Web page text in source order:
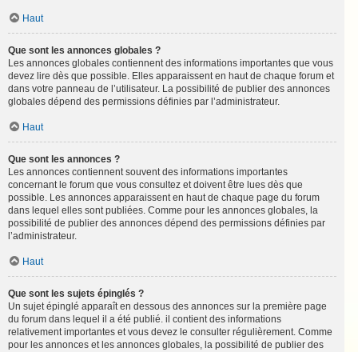
Haut
Que sont les annonces globales ?
Les annonces globales contiennent des informations importantes que vous
devez lire dès que possible. Elles apparaissent en haut de chaque forum et
dans votre panneau de l’utilisateur. La possibilité de publier des annonces
globales dépend des permissions définies par l’administrateur.
Haut
Que sont les annonces ?
Les annonces contiennent souvent des informations importantes
concernant le forum que vous consultez et doivent être lues dès que
possible. Les annonces apparaissent en haut de chaque page du forum
dans lequel elles sont publiées. Comme pour les annonces globales, la
possibilité de publier des annonces dépend des permissions définies par
l’administrateur.
Haut
Que sont les sujets épinglés ?
Un sujet épinglé apparaît en dessous des annonces sur la première page
du forum dans lequel il a été publié. il contient des informations
relativement importantes et vous devez le consulter régulièrement. Comme
pour les annonces et les annonces globales, la possibilité de publier des